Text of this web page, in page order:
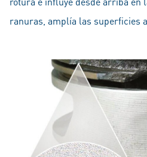
ranuras, amplía las superficies